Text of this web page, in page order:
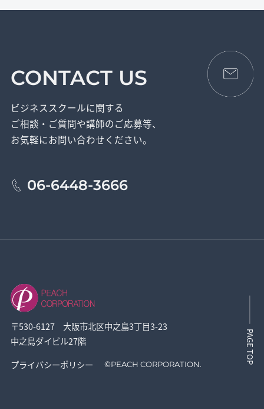
CONTACT US
ビジネススクールに関する
ご相談・ご質問や講師のご応募等、
お気軽にお問い合わせください。
06-6448-3666
〒530-6127 大阪市北区中之島3丁目3-23
中之島ダイビル27階
プライバシーポリシー
©PEACH CORPORATION. PAGE TOP